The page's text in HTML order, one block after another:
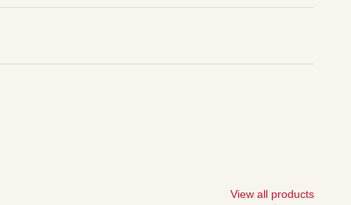
View all products